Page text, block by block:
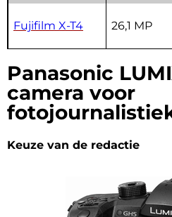
Fujifilm X-T4 26,1 MP
Panasonic
camera voor
Keuze van de redactie